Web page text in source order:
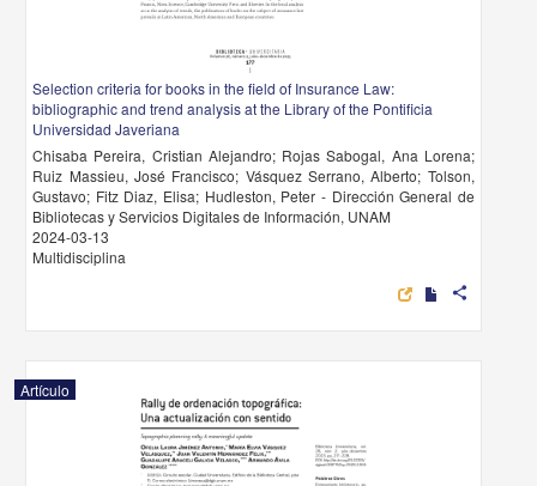
Selection criteria for books in the field of Insurance Law:
bibliographic and trend analysis at the Library of the Pontificia
Universidad Javeriana
Chisaba Pereira, Cristian Alejandro; Rojas Sabogal, Ana Lorena;
Ruiz Massieu, José Francisco; Vásquez Serrano, Alberto; Tolson,
Gustavo; Fitz Diaz, Elisa; Hudleston, Peter - Dirección General de
Bibliotecas y Servicios Digitales de Información, UNAM
2024-03-13
Multidisciplina
share
Artículo